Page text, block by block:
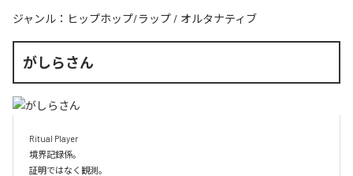
ジャンル： ヒップホップ/ラップ / オルタナティブ
がしらさん
Ritual Player
境界記録係。
証明ではなく観測。